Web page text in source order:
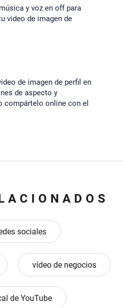
y voz en off para
video de imagen de
de imagen de perfil en
de aspecto y
compártelo online con el
sociales
vídeo de negocios
de YouTube